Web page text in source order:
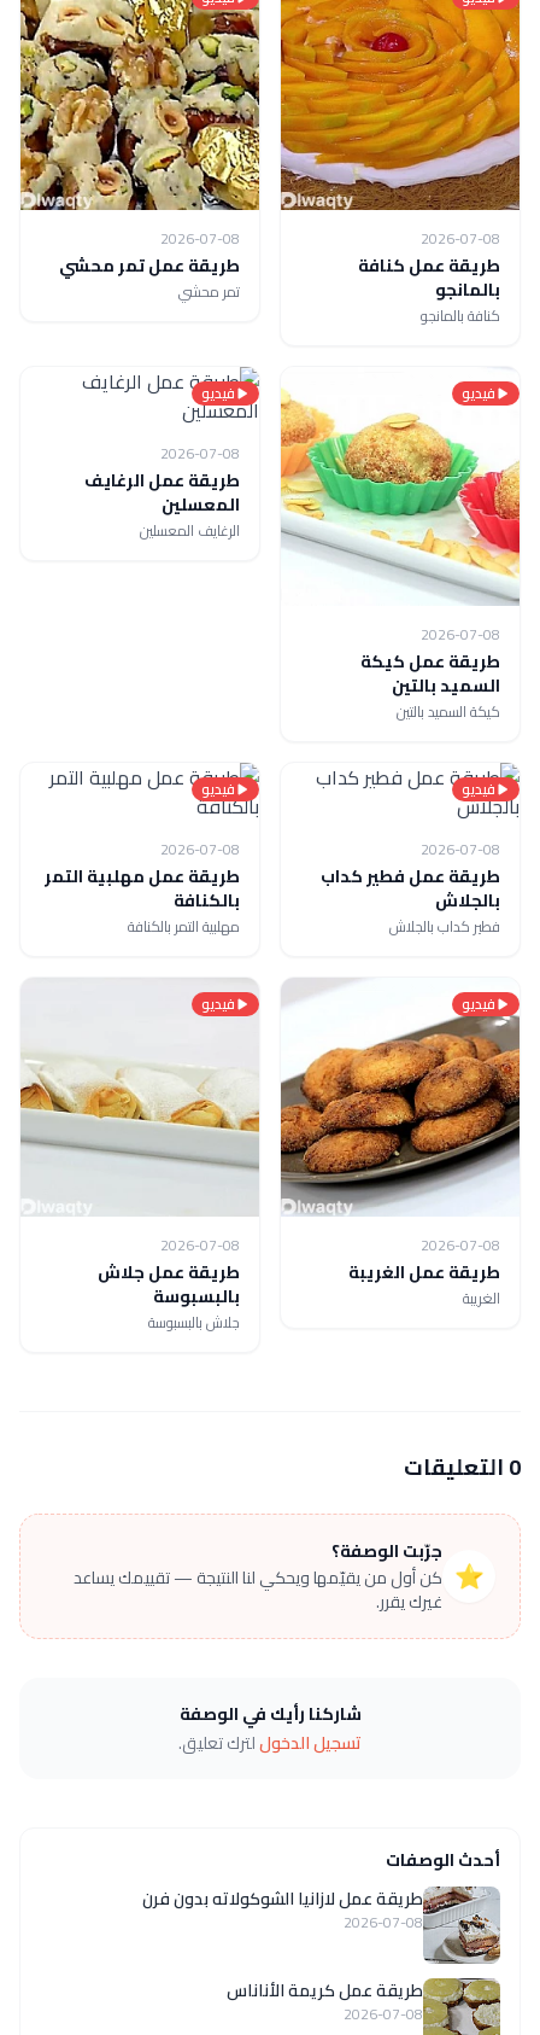
2026-07-08
طريقة عمل كنافة
بالمانجو
كنافة بالمانجو
2026-07-08
طريقة عمل تمر محشي
تمر محشي
فيديو
2026-07-08
طريقة عمل كيكة
السميد بالتين
كيكة السميد بالتين
فيديو
2026-07-08
طريقة عمل الرغايف
المعسلين
الرغايف المعسلين
فيديو
2026-07-08
طريقة عمل فطير كداب
بالجلاش
فطير كداب بالجلاش
فيديو
2026-07-08
طريقة عمل مهلبية التمر
بالكنافة
مهلبية التمر بالكنافة
فيديو
2026-07-08
طريقة عمل الغريبة
الغريبة
فيديو
2026-07-08
طريقة عمل جلاش
بالبسبوسة
جلاش بالبسبوسة
0 التعليقات
⭐
جرّبت الوصفة؟
كن أول من يقيّمها ويحكي لنا النتيجة — تقييمك يساعد
غيرك يقرر.
شاركنا رأيك في الوصفة
تسجيل الدخوللترك تعليق.
أحدث الوصفات
طريقة عمل لازانيا الشوكولاته بدون فرن
2026-07-08
طريقة عمل كريمة الأناناس
2026-07-08